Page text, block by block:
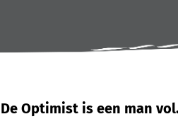
De Optimist is een man